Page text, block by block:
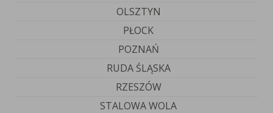
OLSZTYN
PŁOCK
POZNAŃ
RUDA ŚLĄSKA
RZESZÓW
STALOWA WOLA